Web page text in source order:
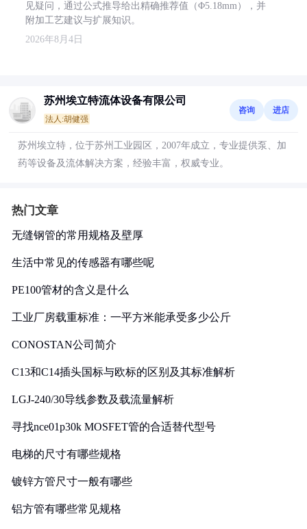
见疑问，通过公式推导给出精确推荐值（Φ5.18mm），并
附加工艺建议与扩展知识。
2026年8月4日
苏州埃立特流体设备有限公司
法人:胡健强
咨询 进店
苏州埃立特，位于苏州工业园区，2007年成立，专业提供泵、加
药等设备及流体解决方案，经验丰富，权威专业。
热门文章
无缝钢管的常用规格及壁厚
生活中常见的传感器有哪些呢
PE100管材的含义是什么
工业厂房载重标准：一平方米能承受多少公斤
CONOSTAN公司简介
C13和C14插头国标与欧标的区别及其标准解析
LGJ-240/30导线参数及载流量解析
寻找nce01p30k MOSFET管的合适替代型号
电梯的尺寸有哪些规格
镀锌方管尺寸一般有哪些
铝方管有哪些常见规格